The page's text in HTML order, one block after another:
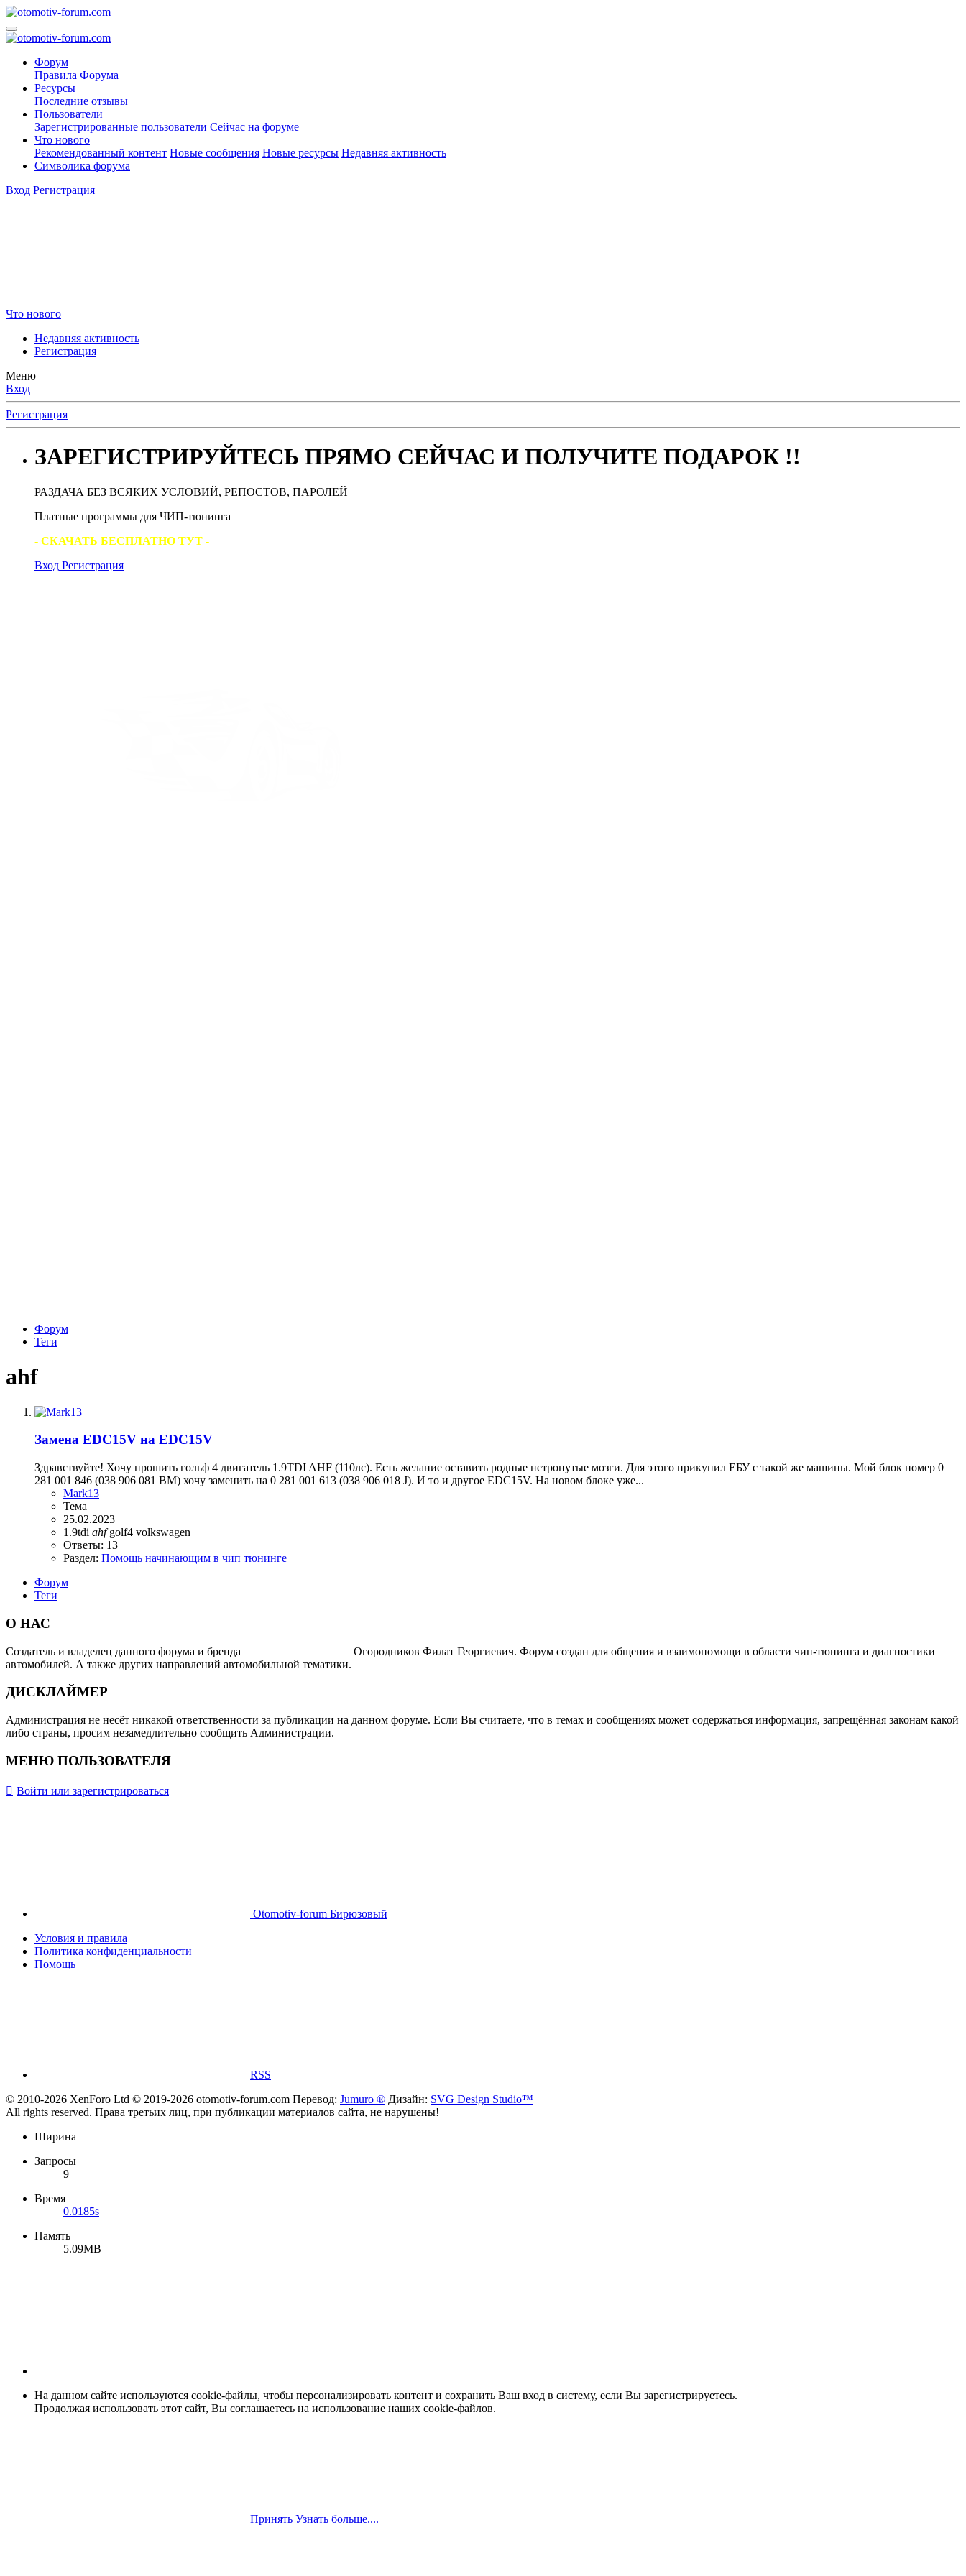
Форум
Правила Форума
Ресурсы
Последние отзывы
Пользователи
Зарегистрированные пользователи Сейчас на форуме
Что нового
Рекомендованный контент Новые сообщения Новые ресурсы Недавняя активность
Символика форума
Вход Регистрация
Что нового
Недавняя активность
Регистрация
Меню
Вход
Регистрация
ЗАРЕГИСТРИРУЙТЕСЬ ПРЯМО СЕЙЧАС И ПОЛУЧИТЕ ПОДАРОК !!
РАЗДАЧА БЕЗ ВСЯКИХ УСЛОВИЙ, РЕПОСТОВ, ПАРОЛЕЙ
Платные программы для ЧИП-тюнинга
- СКАЧАТЬ БЕСПЛАТНО ТУТ -
Вход Регистрация
Форум
Теги
ahf
Замена EDC15V на EDC15V
Здравствуйте! Хочу прошить гольф 4 двигатель 1.9TDI AHF (110лс). Есть желание оставить родные нетронутые мозги. Для этого прикупил ЕБУ с такой же машины. Мой блок номер 0
281 001 846 (038 906 081 BM) хочу заменить на 0 281 001 613 (038 906 018 J). И то и другое EDC15V. На новом блоке уже...
Mark13
Тема
25.02.2023
1.9tdi ahf golf4 volkswagen
Ответы: 13
Раздел: Помощь начинающим в чип тюнинге
Форум
Теги
О НАС
Создатель и владелец данного форума и бренда
Огородников Филат Георгиевич. Форум создан для общения и взаимопомощи в области чип-тюнинга и диагностики
автомобилей. А также других направлений автомобильной тематики.
ДИСКЛАЙМЕР
Администрация не несёт никакой ответственности за публикации на данном форуме. Если Вы считаете, что в темах и сообщениях может содержаться информация, запрещённая законам какой
либо страны, просим незамедлительно сообщить Администрации.
МЕНЮ ПОЛЬЗОВАТЕЛЯ
Войти или зарегистрироваться
Otomotiv-forum Бирюзовый
Условия и правила
Политика конфиденциальности
Помощь
RSS
© 2010-2026 XenForo Ltd © 2019-2026 otomotiv-forum.com Перевод: Jumuro ® Дизайн: SVG Design Studio™
All rights reserved. Права третьих лиц, при публикации материалов сайта, не нарушены!
Ширина
Запросы
9
Время
0.0185s
Память
5.09MB
На данном сайте используются cookie-файлы, чтобы персонализировать контент и сохранить Ваш вход в систему, если Вы зарегистрируетесь.
Продолжая использовать этот сайт, Вы соглашаетесь на использование наших cookie-файлов.
Принять Узнать больше....